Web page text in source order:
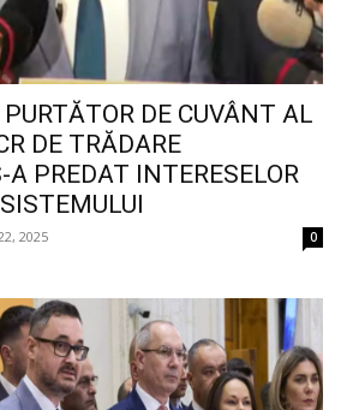
DE CUVÂNT AL
DE TRĂDARE
PREDAT INTERESELOR
2025 0